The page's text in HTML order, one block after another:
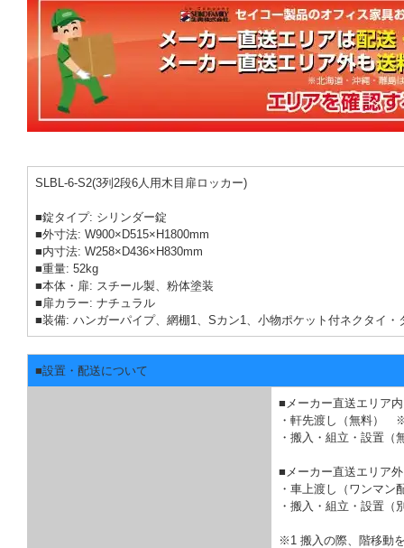
SLBL-6-S2(3列2段6人用木目扉ロッカー)
■錠タイプ: シリンダー錠
■外寸法: W900×D515×H1800mm
■内寸法: W258×D436×H830mm
■重量: 52kg
■本体・扉: スチール製、粉体塗装
■扉カラー: ナチュラル
■装備: ハンガーパイプ、網棚1、Sカン1、小物ポケット付ネクタイ・
■設置・配送について
■メーカー直送エリア内
・軒先渡し（無料）
・搬入・組立・設置（
■メーカー直送エリア外
・車上渡し（ワンマン
・搬入・組立・設置（
※1 搬入の際、階移動